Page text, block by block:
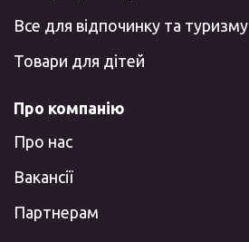
Все для відпочинку та туризму
Товари для дітей
Про компанію
Про нас
Вакансії
Партнерам